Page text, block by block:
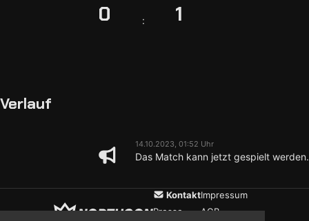
0
: 1
Verlauf
14.10.2023, 01:52 Uhr
Das Match kann jetzt gespielt werden.
Kontakt
Presse
Impressum
AGB